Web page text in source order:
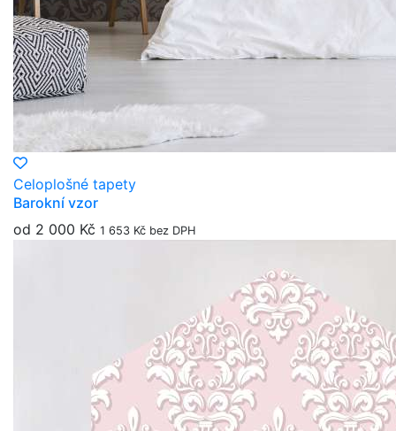
Celoplošné tapety
Barokní vzor
od 2 000 Kč 1 653 Kč bez DPH